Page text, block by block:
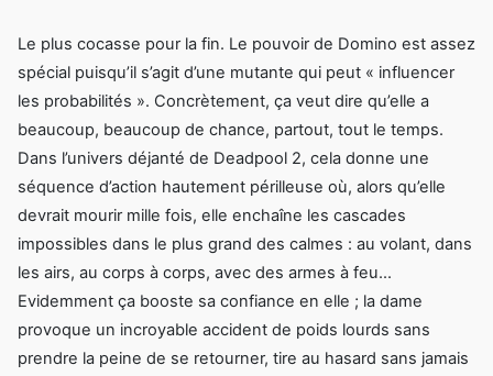
Le plus cocasse pour la fin. Le pouvoir de Domino est assez
spécial puisqu’il s’agit d’une mutante qui peut « influencer
les probabilités ». Concrètement, ça veut dire qu’elle a
beaucoup, beaucoup de chance, partout, tout le temps.
Dans l’univers déjanté de Deadpool 2, cela donne une
séquence d’action hautement périlleuse où, alors qu’elle
devrait mourir mille fois, elle enchaîne les cascades
impossibles dans le plus grand des calmes : au volant, dans
les airs, au corps à corps, avec des armes à feu...
Evidemment ça booste sa confiance en elle ; la dame
provoque un incroyable accident de poids lourds sans
prendre la peine de se retourner, tire au hasard sans jamais